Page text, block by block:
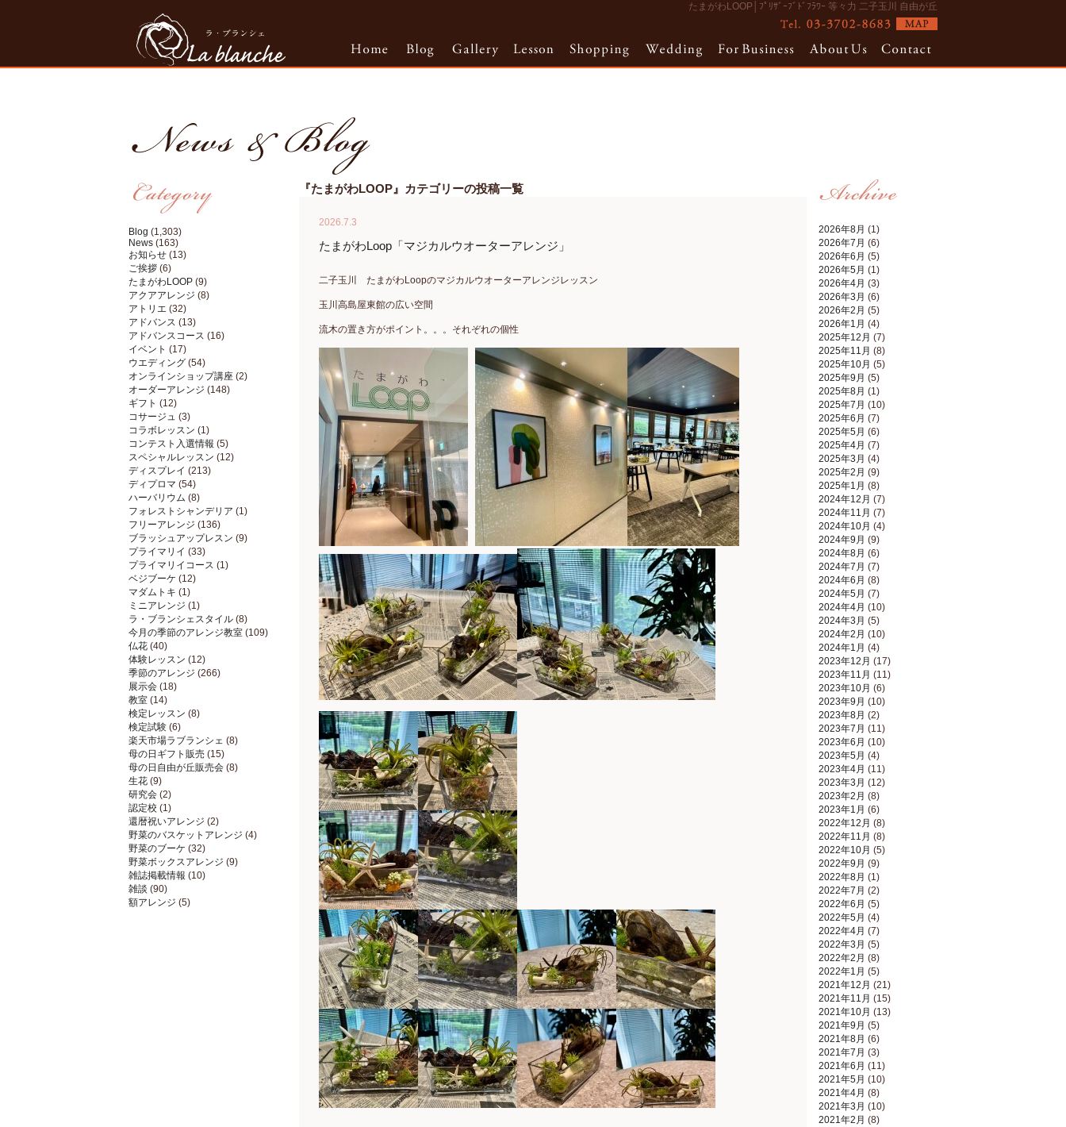
たまがわLOOP│ﾌﾟﾘｻﾞｰﾌﾞﾄﾞﾌﾗﾜｰ 等々力 二子玉川 自由が丘
Blog (1,303)
News (163)
お知らせ (13)
ご挨拶 (6)
たまがわLOOP (9)
アクアアレンジ (8)
アトリエ (32)
アドバンス (13)
アドバンスコース (16)
イベント (17)
ウエディング (54)
オンラインショップ講座 (2)
オーダーアレンジ (148)
ギフト (12)
コサージュ (3)
コラボレッスン (1)
コンテスト入選情報 (5)
スペシャルレッスン (12)
ディスプレイ (213)
ディプロマ (54)
ハーバリウム (8)
フォレストシャンデリア (1)
フリーアレンジ (136)
ブラッシュアップレスン (9)
プライマリイ (33)
プライマリイコース (1)
ベジブーケ (12)
マダムトキ (1)
ミニアレンジ (1)
ラ・ブランシェスタイル (8)
今月の季節のアレンジ教室 (109)
仏花 (40)
体験レッスン (12)
季節のアレンジ (266)
展示会 (18)
教室 (14)
検定レッスン (8)
検定試験 (6)
楽天市場ラブランシェ (8)
母の日ギフト販売 (15)
母の日自由が丘販売会 (8)
生花 (9)
研究会 (2)
認定校 (1)
還暦祝いアレンジ (2)
野菜のバスケットアレンジ (4)
野菜のブーケ (32)
野菜ボックスアレンジ (9)
雑誌掲載情報 (10)
雑談 (90)
額アレンジ (5)
2026年8月 (1)
2026年7月 (6)
2026年6月 (5)
2026年5月 (1)
2026年4月 (3)
2026年3月 (6)
2026年2月 (5)
2026年1月 (4)
2025年12月 (7)
2025年11月 (8)
2025年10月 (5)
2025年9月 (5)
2025年8月 (1)
2025年7月 (10)
2025年6月 (7)
2025年5月 (6)
2025年4月 (7)
2025年3月 (4)
2025年2月 (9)
2025年1月 (8)
2024年12月 (7)
2024年11月 (7)
2024年10月 (4)
2024年9月 (9)
2024年8月 (6)
2024年7月 (7)
2024年6月 (8)
2024年5月 (7)
2024年4月 (10)
2024年3月 (5)
2024年2月 (10)
2024年1月 (4)
2023年12月 (17)
2023年11月 (11)
2023年10月 (6)
2023年9月 (10)
2023年8月 (2)
2023年7月 (11)
2023年6月 (10)
2023年5月 (4)
2023年4月 (11)
2023年3月 (12)
2023年2月 (8)
2023年1月 (6)
2022年12月 (8)
2022年11月 (8)
2022年10月 (5)
2022年9月 (9)
2022年8月 (1)
2022年7月 (2)
2022年6月 (5)
2022年5月 (4)
2022年4月 (7)
2022年3月 (5)
2022年2月 (8)
2022年1月 (5)
2021年12月 (21)
2021年11月 (15)
2021年10月 (13)
2021年9月 (5)
2021年8月 (6)
2021年7月 (3)
2021年6月 (11)
2021年5月 (10)
2021年4月 (8)
2021年3月 (10)
2021年2月 (8)
『たまがわLOOP』カテゴリーの投稿一覧
2026.7.3
たまがわLoop「マジカルウオーターアレンジ」
二子玉川 たまがわLoopのマジカルウオーターアレンジレッスン
玉川高島屋東館の広い空間
流木の置き方がポイント。。。それぞれの個性